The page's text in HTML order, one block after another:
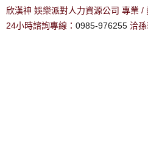
欣漢神 娛樂派對人力資源公司 專業
24小時諮詢專線： 0985-976255 洽